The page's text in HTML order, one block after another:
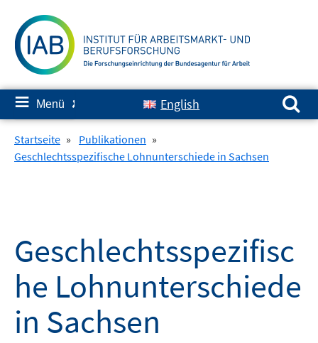
zum
Inhalt
≡ Menü ✘ English
Suchen nach:
Startseite » Publikationen »
Geschlechtsspezifische Lohnunterschiede in Sachsen
Geschlechtsspezifisc
he Lohnunterschiede
in Sachsen